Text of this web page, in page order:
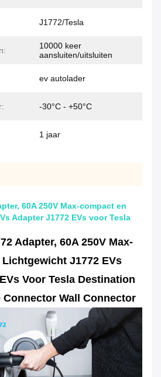
J1772/Tesla
10000 keer
aansluiten/uitsluiten
ev autolader
-30°C - +50°C
1 jaar
60A 250V Max-compact en
Adapter J1772 EVs voor Tesla
Adapter, 60A 250V Max-
J1772 EVs
Voor Tesla Destination
Connector Wall Connector